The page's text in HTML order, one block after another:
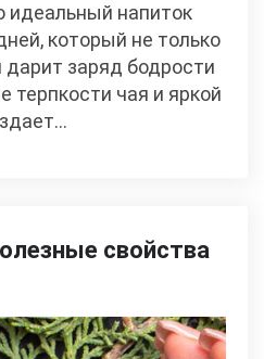
напиток
который не только
заряд бодрости
терпкости чая и яркой
свойства